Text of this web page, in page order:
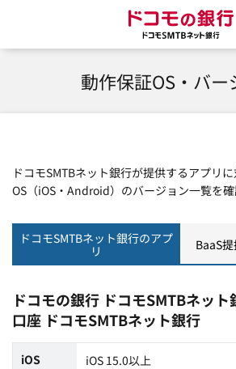
動作保証OS・バー
ドコモSMTBネット銀行が提供するアプリ
OS（iOS・Android）のバージョン一覧を確
ドコモSMTBネット銀行のアプ
リ
BaaS
ドコモの銀行 ドコモSMTBネッ
口座 ドコモSMTBネット銀行
iOS iOS 15.0以上